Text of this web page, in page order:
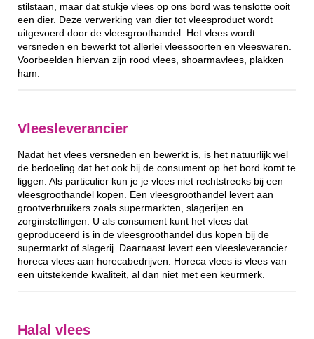
stilstaan, maar dat stukje vlees op ons bord was tenslotte ooit
een dier. Deze verwerking van dier tot vleesproduct wordt
uitgevoerd door de vleesgroothandel. Het vlees wordt
versneden en bewerkt tot allerlei vleessoorten en vleeswaren.
Voorbeelden hiervan zijn rood vlees, shoarmavlees, plakken
ham.
Vleesleverancier
Nadat het vlees versneden en bewerkt is, is het natuurlijk wel
de bedoeling dat het ook bij de consument op het bord komt te
liggen. Als particulier kun je je vlees niet rechtstreeks bij een
vleesgroothandel kopen. Een vleesgroothandel levert aan
grootverbruikers zoals supermarkten, slagerijen en
zorginstellingen. U als consument kunt het vlees dat
geproduceerd is in de vleesgroothandel dus kopen bij de
supermarkt of slagerij. Daarnaast levert een vleesleverancier
horeca vlees aan horecabedrijven. Horeca vlees is vlees van
een uitstekende kwaliteit, al dan niet met een keurmerk.
Halal vlees